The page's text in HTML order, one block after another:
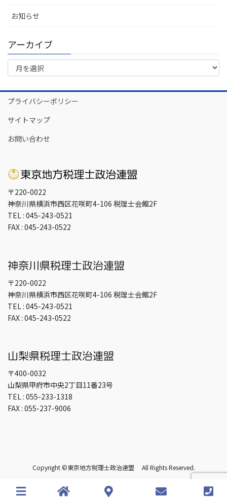
お知らせ
アーカイブ
ア
イ
ブ
プライバシーポリシー
サイトマップ
お問い合わせ
〒220-0022
神奈川県横浜市西区花咲町4-106 税理士会館2F
TEL : 045-243-0521
FAX : 045-243-0522
〒220-0022
神奈川県横浜市西区花咲町4-106 税理士会館2F
TEL : 045-243-0521
FAX : 045-243-0522
〒400-0032
山梨県甲府市中央2丁目11番23号
TEL : 055-233-1318
FAX : 055-237-9006
Copyright ©東京地方税理士政治連盟 All Rights Reserved.